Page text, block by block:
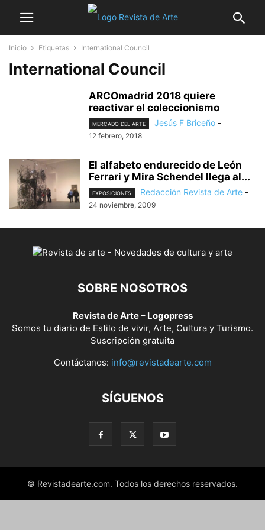
Inicio Etiquetas International Council
International Council
ARCOmadrid 2018 quiere
reactivar el coleccionismo
MERCADO DEL ARTE Jesús F Briceño -
12 febrero, 2018
El alfabeto endurecido de León
Ferrari y Mira Schendel llega al...
EXPOSICIONES Redacción Revista de Arte -
24 noviembre, 2009
SOBRE NOSOTROS
Revista de Arte – Logopress
Somos tu diario de Estilo de vivir, Arte, Cultura y Turismo.
Suscripción gratuita
Contáctanos: info@revistadearte.com
SÍGUENOS
© Revistadearte.com. Todos los derechos reservados.